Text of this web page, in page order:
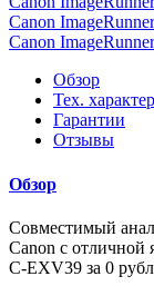
Canon
Canon
Обзор
Тех.
Гарантии
Отзывы
Обзор
Совместимый
Canon с отличной
C-EXV39 за 0